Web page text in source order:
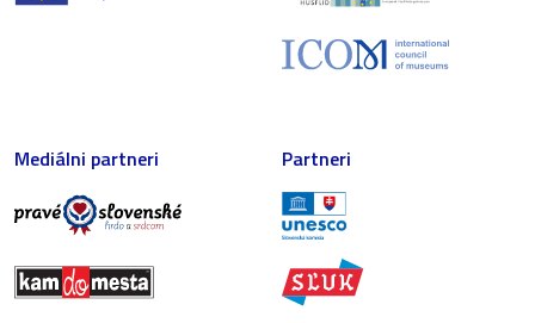
Mediálni partneri Partneri